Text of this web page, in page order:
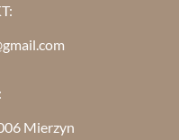
Mierzyn